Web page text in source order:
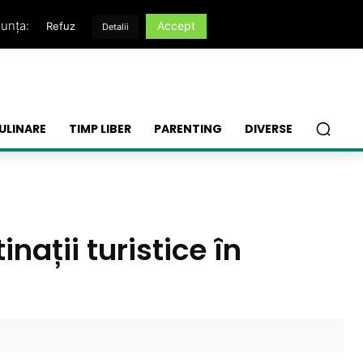
TIMP LIBER PARENTING DIVERSE
turistice în
Refuz Detalii Accept